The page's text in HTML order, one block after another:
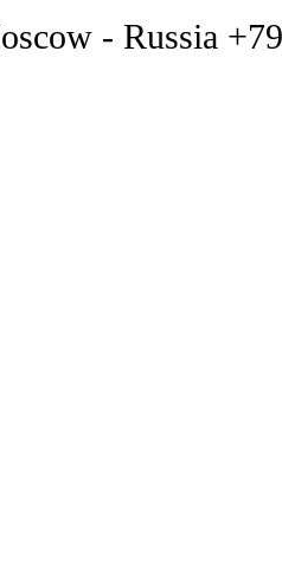
- Russia